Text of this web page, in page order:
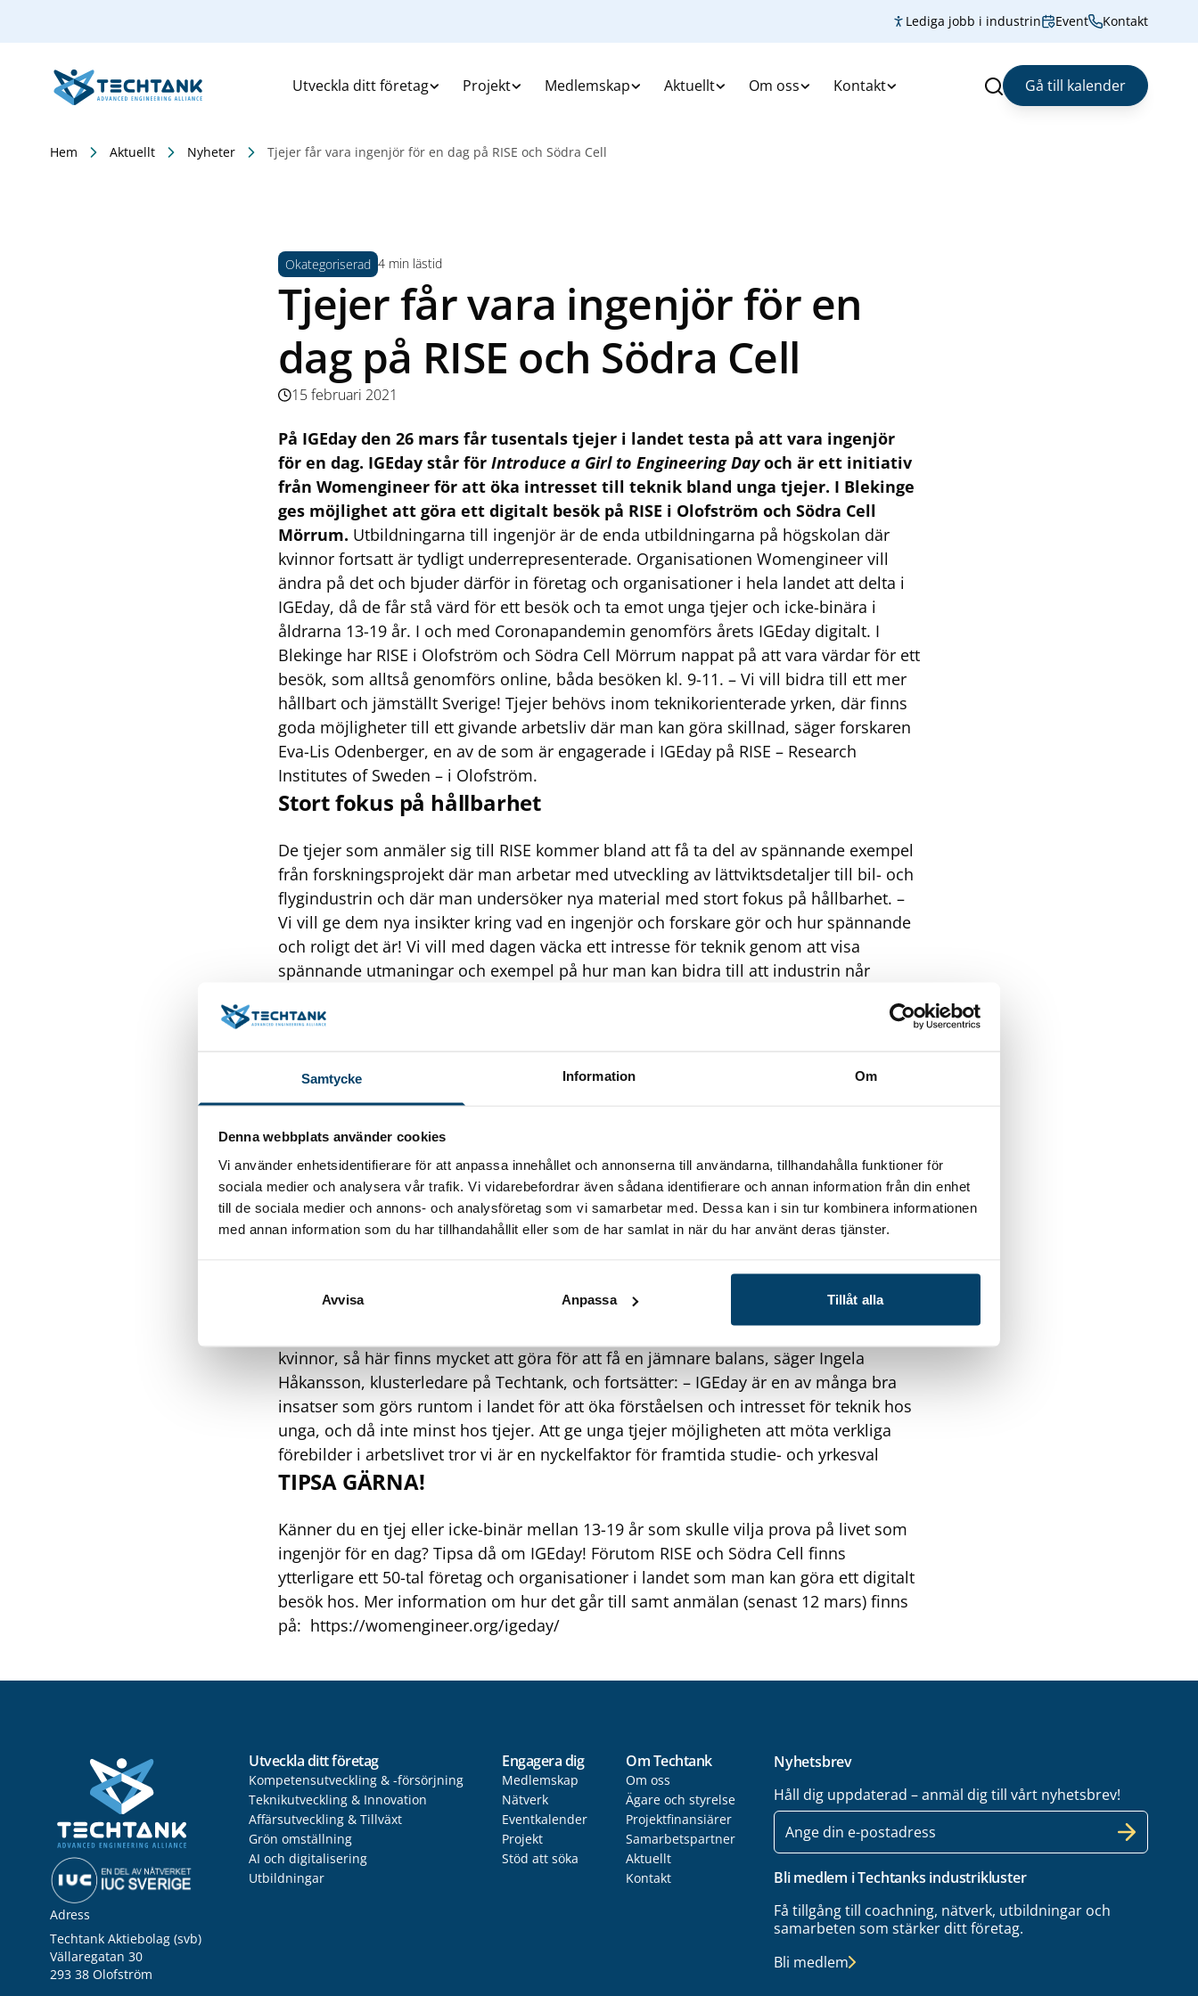
Samtycke Information Om
Denna webbplats använder cookies
Vi använder enhetsidentifierare för att anpassa innehållet och annonserna till användarna, tillhandahålla funktioner för
sociala medier och analysera vår trafik. Vi vidarebefordrar även sådana identifierare och annan information från din enhet
till de sociala medier och annons- och analysföretag som vi samarbetar med. Dessa kan i sin tur kombinera informationen
med annan information som du har tillhandahållit eller som de har samlat in när du har använt deras tjänster.
Avvisa Anpassa Tillåt alla
Lediga jobb i industrin Event Kontakt
Utveckla ditt företag Projekt Medlemskap Aktuellt Om oss Kontakt Sök Gå till kalender
Hem Aktuellt Nyheter Tjejer får vara ingenjör för en dag på RISE och Södra Cell
Okategoriserad 4 min lästid
Tjejer får vara ingenjör för en
dag på RISE och Södra Cell
15 februari 2021
På IGEday den 26 mars får tusentals tjejer i landet testa på att vara ingenjör
för en dag. IGEday står för Introduce a Girl to Engineering Dayoch är ett initiativ
från Womengineer för att öka intresset till teknik bland unga tjejer. I Blekinge
ges möjlighet att göra ett digitalt besök på RISE i Olofström och Södra Cell
Mörrum. Utbildningarna till ingenjör är de enda utbildningarna på högskolan där
kvinnor fortsatt är tydligt underrepresenterade. Organisationen Womengineer vill
ändra på det och bjuder därför in företag och organisationer i hela landet att delta i
IGEday, då de får stå värd för ett besök och ta emot unga tjejer och icke-binära i
åldrarna 13-19 år. I och med Coronapandemin genomförs årets IGEday digitalt. I
Blekinge har RISE i Olofström och Södra Cell Mörrum nappat på att vara värdar för ett
besök, som alltså genomförs online, båda besöken kl. 9-11. – Vi vill bidra till ett mer
hållbart och jämställt Sverige! Tjejer behövs inom teknikorienterade yrken, där finns
goda möjligheter till ett givande arbetsliv där man kan göra skillnad, säger forskaren
Eva-Lis Odenberger, en av de som är engagerade i IGEday på RISE – Research
Institutes of Sweden – i Olofström.
Stort fokus på hållbarhet
De tjejer som anmäler sig till RISE kommer bland att få ta del av spännande exempel
från forskningsprojekt där man arbetar med utveckling av lättviktsdetaljer till bil- och
flygindustrin och där man undersöker nya material med stort fokus på hållbarhet. –
Vi vill ge dem nya insikter kring vad en ingenjör och forskare gör och hur spännande
och roligt det är! Vi vill med dagen väcka ett intresse för teknik genom att visa
spännande utmaningar och exempel på hur man kan bidra till att industrin når
Cell Mörrum finns hållbarhet med som en röd tråd. Här kommer tjejerna att få lära
pappersmassa och fjärrvärme. Men även exempelvis hur man kan återvinna
förbrukade kläder och tillverka textilmassa som hos kunden kan bli till nya tyger och
kunna ställa frågor till dem för att få en bild av hur det är att jobba hos oss, säger
Malin Spångberg, HR-partner på Södra Cell Mörrum.
Insatser för att öka teknikintresset hos unga behövs
Både RISE och Södra Cell är med i industriklustret Techtank, där man ser mycket
över 7 000 anställda. De är viktiga arbetsgivare i vår region. I våra årliga mätningar av
kvinnor, så här finns mycket att göra för att få en jämnare balans, säger Ingela
Håkansson, klusterledare på Techtank, och fortsätter: – IGEday är en av många bra
insatser som görs runtom i landet för att öka förståelsen och intresset för teknik hos
unga, och då inte minst hos tjejer. Att ge unga tjejer möjligheten att möta verkliga
förebilder i arbetslivet tror vi är en nyckelfaktor för framtida studie- och yrkesval
TIPSA GÄRNA!
Känner du en tjej eller icke-binär mellan 13-19 år som skulle vilja prova på livet som
ingenjör för en dag? Tipsa då om IGEday! Förutom RISE och Södra Cell finns
ytterligare ett 50-tal företag och organisationer i landet som man kan göra ett digitalt
besök hos. Mer information om hur det går till samt anmälan (senast 12 mars) finns
på: https://womengineer.org/igeday/
Adress
Techtank Aktiebolag (svb)
Vällaregatan 30
293 38 Olofström
Utveckla ditt företag
Kompetensutveckling & -försörjning
Teknikutveckling & Innovation
Affärsutveckling & Tillväxt
Grön omställning
AI och digitalisering
Utbildningar
Engagera dig
Medlemskap
Nätverk
Eventkalender
Projekt
Stöd att söka
Om Techtank
Om oss
Ägare och styrelse
Projektfinansiärer
Samarbetspartner
Aktuellt
Kontakt
Nyhetsbrev
Håll dig uppdaterad – anmäl dig till vårt nyhetsbrev!
E-
post
Bli medlem i Techtanks industrikluster
Få tillgång till coachning, nätverk, utbildningar och
samarbeten som stärker ditt företag.
Bli medlem